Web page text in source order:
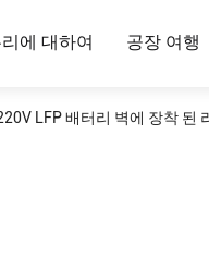
에 대하여 공장 여행
LFP 배터리 벽에 장착 된